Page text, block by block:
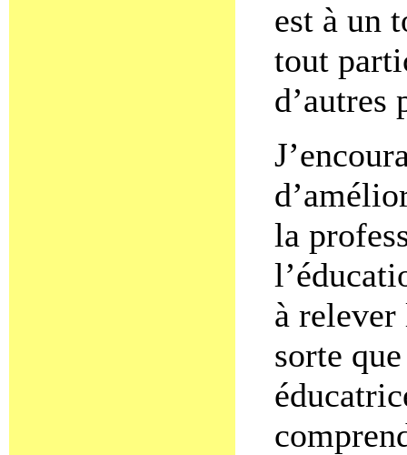
est à un
tout
d’autres
la
à
sorte